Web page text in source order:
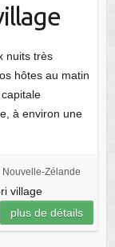
nuits très
hôtes au matin
à environ une
Nouvelle-Zélande
village
plus de détails